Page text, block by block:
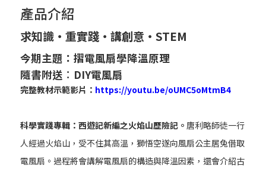
產品介紹
求知識‧重實踐‧講創意‧STEM
今期主題：摺電風扇學降溫原理
隨書附送︰DIY電風扇
完整教材示範影片： https://youtu.be/oUMC5oMtmB4
科學實踐專輯：西遊記新編之火焰山歷險記。 唐利略師徒一行
人經過火焰山，受不住其高溫，獅悟空遂向風扇公主居兔借取
電風扇。過程將會講解電風扇的構造與降溫因素，還會介紹古